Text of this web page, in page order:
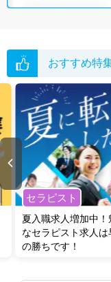
グした上で求人をご提案
転職支援の他、情報収集
い。
おすすめ特
セラピスト
夏入職求人増加中！
なセラピスト求人は
の勝ちです！